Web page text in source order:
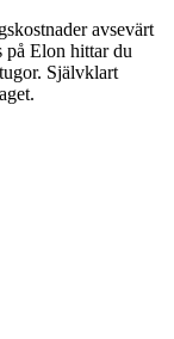
avsevärt
på Elon hittar du
Självklart